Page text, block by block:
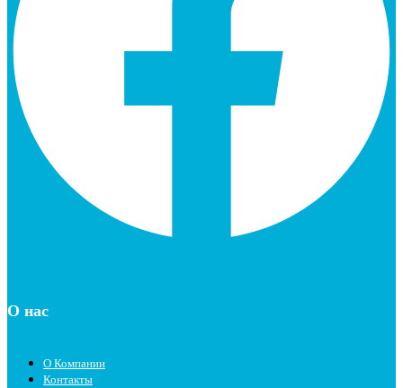
О нас
О Компании
Контакты